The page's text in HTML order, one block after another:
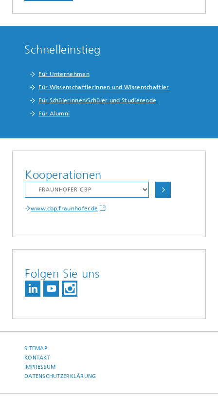
Schnelleinstieg
Für Unternehmen
Für Wissenschaftlerinnen und Wissenschaftler
Für Schülerinnen/Schüler und Studierende
Für Alumni
Kooperationen
www.cbp.fraunhofer.de
Folgen Sie uns
SITEMAP
KONTAKT
IMPRESSUM
DATENSCHUTZERKLÄRUNG